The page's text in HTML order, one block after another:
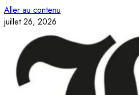
Aller au contenu
juillet 26, 2026